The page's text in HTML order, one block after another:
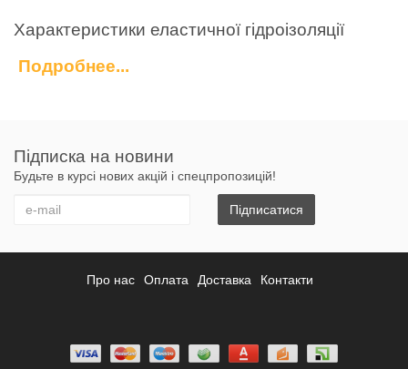
Характеристики еластичної гідроізоляції
Композитний герметик Botament володіє набором
Призначення – для внутрішніх робіт.
Готовність – готове до застосування.
Товщина нанесення – 1 мм.
Забезпечує хорошу адгезію з будівельними
Подробнее...
Підписка на новини
Будьте в курсі нових акцій і спецпропозицій!
Підписатися
Про нас Оплата Доставка Контакти